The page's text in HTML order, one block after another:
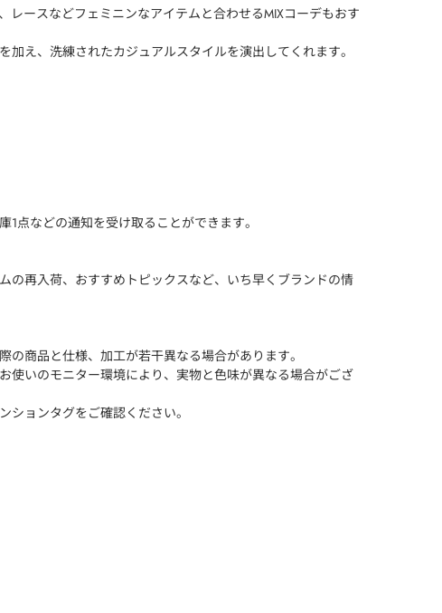
レースなどフェミニンなアイテムと合わせるMIXコーデもおす
加え、洗練されたカジュアルスタイルを演出してくれます。
1点などの通知を受け取ることができます。
の再入荷、おすすめトピックスなど、いち早くブランドの情
商品と仕様、加工が若干異なる場合があります。
使いのモニター環境により、実物と色味が異なる場合がござ
ョンタグをご確認ください。